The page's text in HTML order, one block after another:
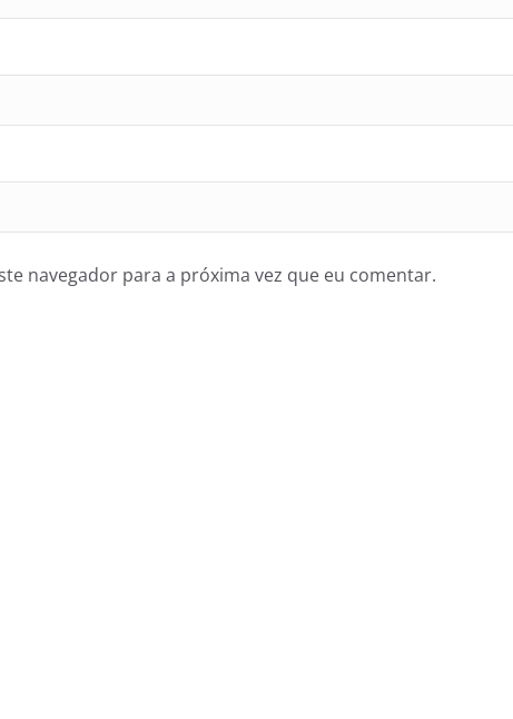
navegador para a próxima vez que eu comentar.